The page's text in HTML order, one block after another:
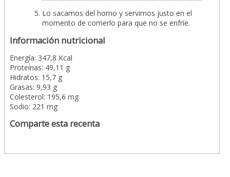
Lo sacamos del horno y servimos justo en el
momento de comerlo para que no se enfríe.
Información nutricional
Energía: 347,8 Kcal
Proteínas: 49,11 g
Hidratos: 15,7 g
Grasas: 9,93 g
Colesterol: 195,6 mg
Sodio: 221 mg
Comparte esta recenta